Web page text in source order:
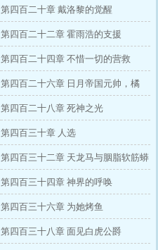
第四百二十章 戴洛黎的觉醒
第四百二十二章 霍雨浩的支援
第四百二十四章 不惜一切的营救
第四百二十六章 日月帝国元帅，橘
子！
第四百二十八章 死神之光
第四百三十章 人选
第四百三十二章 天龙马与胭脂软筋蟒
第四百三十四章 神界的呼唤
第四百三十六章 为她烤鱼
第四百三十八章 面见白虎公爵